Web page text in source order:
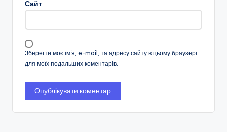
Сайт
Зберегти моє ім'я, e-mail, та адресу сайту в цьому браузері
для моїх подальших коментарів.